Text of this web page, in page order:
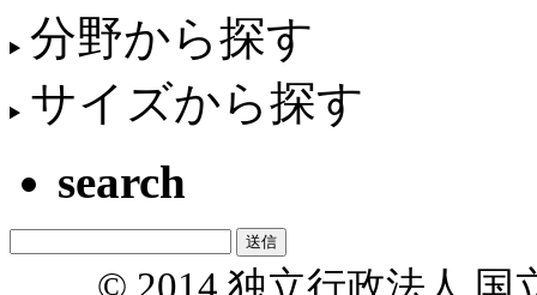
分野から探す
サイズから探す
search